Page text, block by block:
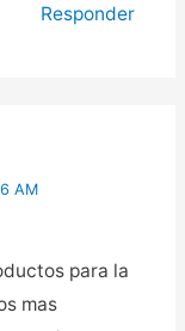
Responder
AM
para la
mas